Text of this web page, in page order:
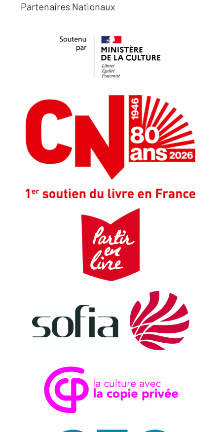
Partenaires Nationaux